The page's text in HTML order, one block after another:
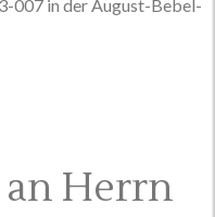
007 in der August-Bebel-
Herrn